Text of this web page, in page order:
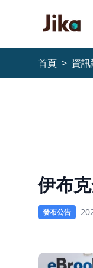
首頁 > 資
伊布
發布公告